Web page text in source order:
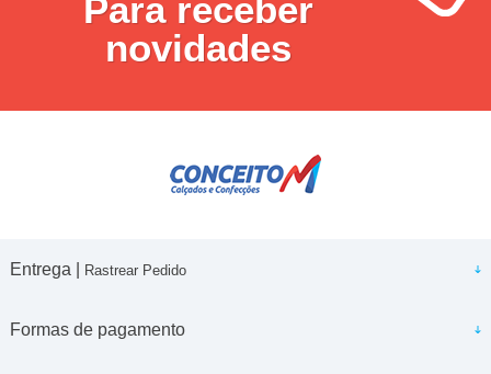
Para receber
novidades
Entrega | Rastrear Pedido
Formas de pagamento